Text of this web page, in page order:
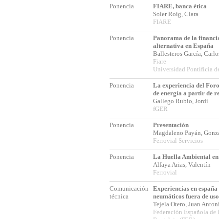
Ponencia
FIARE, banca ética
Soler Roig, Clara
FIARE
Ponencia
Panorama de la
alternativa en España
Ballesteros García,
Fiare
Universidad Pontificia
Ponencia
La experiencia del
de energía a partir de
Gallego Rubio, Jordi
fGER
Ponencia
Presentación
Magdaleno Payán,
Ferrovial Servicios
Ponencia
La Huella Ambiental
Alfaya Arias, Valentín
Ferrovial
Comunicación
técnica
Experiencias en
neumáticos fuera de
Tejela Otero, Juan
Federación Española